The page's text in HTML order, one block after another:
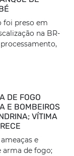
foi preso em
na BR-
DE FOGO
E BOMBEIROS
VÍTIMA
e
arma de fogo;